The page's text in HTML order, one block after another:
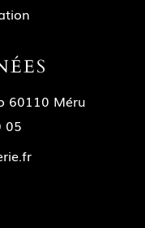
60110 Méru
05